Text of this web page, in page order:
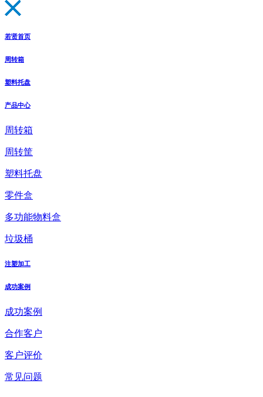
若贤首页
周转箱
塑料托盘
产品中心
周转箱
周转筐
塑料托盘
零件盒
多功能物料盒
垃圾桶
注塑加工
成功案例
成功案例
合作客户
客户评价
常见问题